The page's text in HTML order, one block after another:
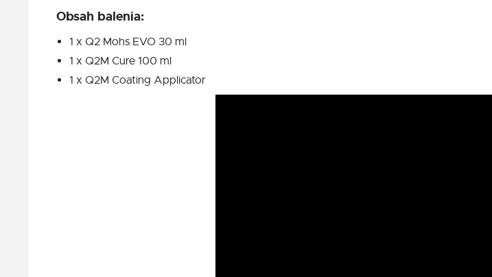
Obsah balenia:
1 x Q2 Mohs EVO 30 ml
1 x Q2M Cure 100 ml
1 x Q2M Coating Applicator